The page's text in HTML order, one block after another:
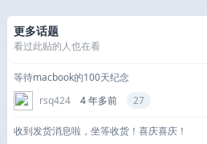
更多话题
看过此贴的人也在看
等待macbook的100天纪念
rsq424
4 年多前 27
收到发货消息啦，坐等收货！喜庆喜庆！